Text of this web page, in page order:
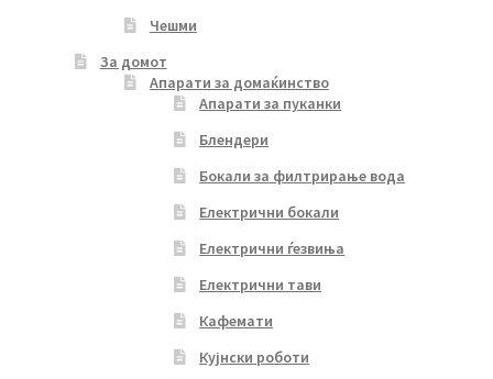
Чешми
За домот
Апарати за домаќинство
Апарати за пуканки
Блендери
Бокали за филтрирање вода
Електрични бокали
Електрични ѓезвиња
Електрични тави
Кафемати
Кујнски роботи